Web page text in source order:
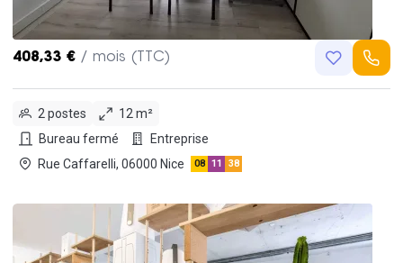
408,33 € / mois (TTC)
2 postes
12 m²
Bureau fermé
Entreprise
Rue Caffarelli, 06000 Nice
08 11 38